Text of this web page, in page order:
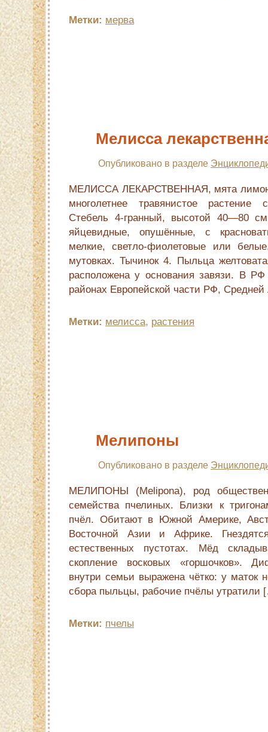
Метки: мерва
Мелисса
Опубликовано в разделе
МЕЛИССА ЛЕКАРСТВЕННАЯ, мята
многолетнее травянистое растение
Стебель 4-гранный, высотой 40—80
яйцевидные, опушённые, с
мелкие, светло-фиолетовые или
мутовках. Тычинок 4. Пыльца
расположена у основания завязи. В
районах Европейской части РФ,
Метки: мелисса, растения
Мелипоны
Опубликовано в разделе
МЕЛИПОНЫ (Melipona), род
семейства пчелиных. Близки к
пчёл. Обитают в Южной Америке,
Восточной Азии и Африке.
естественных пустотах. Мёд
скопление восковых «горшочков».
внутри семьи выражена чётко: у маток
сбора пыльцы, рабочие пчёлы утратили
Метки: пчелы